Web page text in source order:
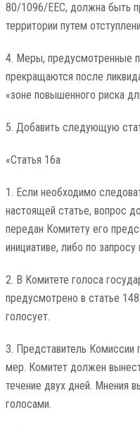
80/1096/EEC, должна быть
территории путем
4. Меры, предусмотренные
прекращаются после
«зоне повышенного риска
5. Добавить следующую
«Статья 16а
1. Если необходимо
настоящей статье, вопрос
передан Комитету его
инициативе, либо по запросу
2. В Комитете голоса
предусмотрено в статье
голосует.
3. Представитель Комиссии
мер. Комитет должен
течение двух дней. Мнения
голосами.